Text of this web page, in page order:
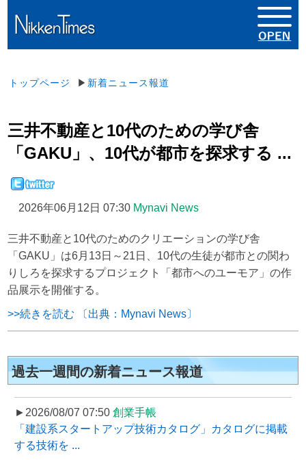
トップページ ▶ 新着ニュース報道
三井不動産と10代のための学び舎
「GAKU」、10代が都市を探求する ...
2026年06月12日 07:30 Mynavi News
三井不動産と10代のためのクリエーションの学び舎
「GAKU」は6月13日～21日、10代の生徒が都市との関わ
りしろを探求するプロジェクト「都市へのユーモア」の作
品展示を開催する。
>>続きを読む 〔出典：Mynavi News〕
過去一週間の新着ニュース報道
►2026/08/07 07:50 創業手帳
「建設系スタートアップ技術カタログ」カタログに掲載
する技術を ...